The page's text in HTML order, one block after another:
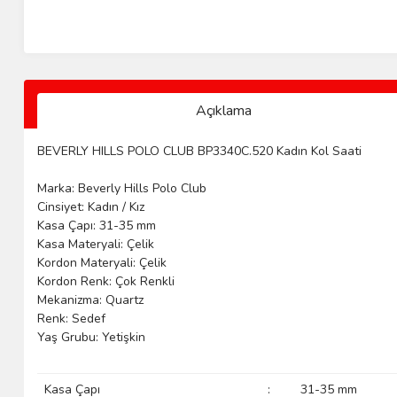
Açıklama
BEVERLY HILLS POLO CLUB BP3340C.520 Kadın Kol Saati
Marka: Beverly Hills Polo Club
Cinsiyet: Kadın / Kız
Kasa Çapı: 31-35 mm
Kasa Materyali: Çelik
Kordon Materyali: Çelik
Kordon Renk: Çok Renkli
Mekanizma: Quartz
Renk: Sedef
Yaş Grubu: Yetişkin
Kasa Çapı :
31-35 mm